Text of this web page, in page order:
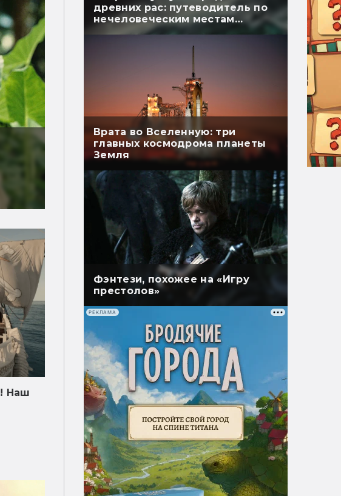
Наш
древних рас: путеводитель по
нечеловеческим местам
Лавкрафта
Врата во Вселенную: три
главных космодрома планеты
Земля
Фэнтези, похожее на «Игру
престолов»
РЕКЛАМА